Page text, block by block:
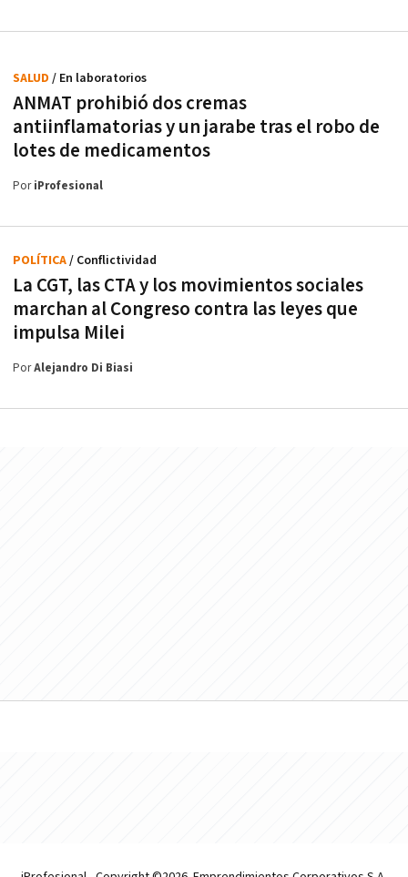
ANMAT prohibió dos cremas
antiinflamatorias y un jarabe tras el robo de
lotes de medicamentos
SALUD / En laboratorios
PoriProfesional
La CGT, las CTA y los movimientos sociales
marchan al Congreso contra las leyes que
impulsa Milei
POLÍTICA/ Conflictividad
PorAlejandro Di Biasi